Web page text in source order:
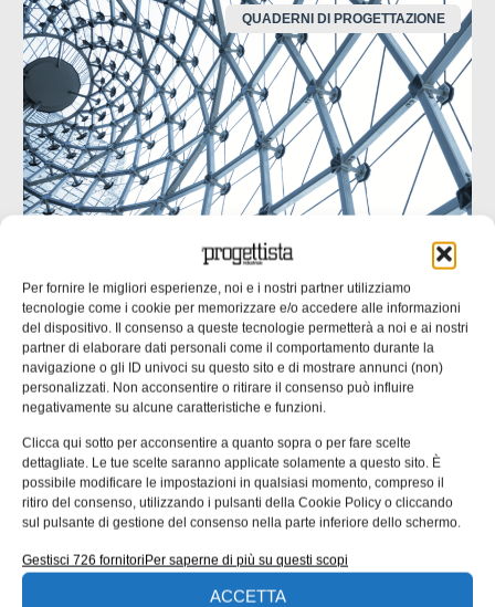
Per fornire le migliori esperienze, noi e i nostri partner utilizziamo
tecnologie come i cookie per memorizzare e/o accedere alle informazioni
del dispositivo. Il consenso a queste tecnologie permetterà a noi e ai nostri
partner di elaborare dati personali come il comportamento durante la
navigazione o gli ID univoci su questo sito e di mostrare annunci (non)
personalizzati. Non acconsentire o ritirare il consenso può influire
negativamente su alcune caratteristiche e funzioni.
Clicca qui sotto per acconsentire a quanto sopra o per fare scelte
dettagliate. Le tue scelte saranno applicate solamente a questo sito. È
possibile modificare le impostazioni in qualsiasi momento, compreso il
ritiro del consenso, utilizzando i pulsanti della Cookie Policy o cliccando
sul pulsante di gestione del consenso nella parte inferiore dello schermo.
Gestisci 726 fornitoriPer saperne di più su questi scopi
ACCETTA
QUADERNI DI PROGETTAZIONE
UNI EN 1090: il punto di contatto tra
progettazione ed esecuzione
Molte non conformità nascono da informazioni incomplete
o ambigue negli elaborati progettuali. nella seconda parte
dell’approfondimento inaugurato un mese fa ci
che collegano progettista, officina e coordinatore di
saldatura. Una quota rilevante delle non
Emanuela Bianchi 24/07/2026